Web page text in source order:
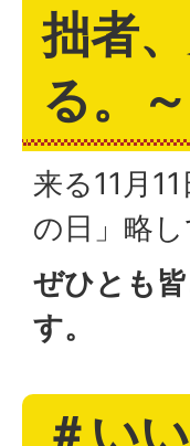
拙者
る。～
来る11月
の日」略
ぜひとも
す。
＃い